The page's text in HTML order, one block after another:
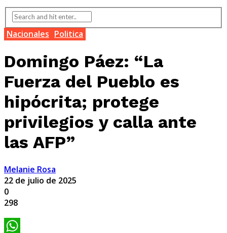
Nacionales Politica
Domingo Páez: “La
Fuerza del Pueblo es
hipócrita; protege
privilegios y calla ante
las AFP”
Melanie Rosa
22 de julio de 2025
0
298